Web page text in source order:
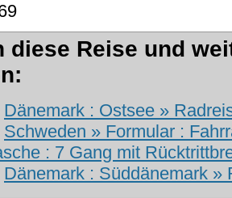
diese Reise und
Dänemark : Ostsee »
Schweden » Formular :
: 7 Gang mit
Dänemark : Süddänemark »